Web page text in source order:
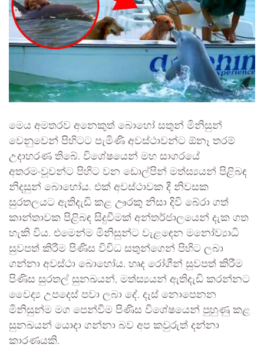
මෙය අමතරව අනෙකුත් බොහෝ සතුන් මිනිසුන්
වෙනුවෙන් පිහිටට පැමිණි අවස්ථාවන්ට ඕනෑ තරම්
උදාහරණ තිබේ. විශේෂයෙන් මහ සාගරයේ
අතරමංවූවන්ට පිහිට වන ඩොල්පින් මත්ස්‍යයන් පිළිබඳ
නිදසුන් බොහෝය. එක් අවස්ථාවක දී නිවසක
සුරතලයට ඇතිදැඩි කළ ඌරකු නිසා දිවි බේරා ගත්
කාන්තාවක පිළිබඳ සිදුවීමක් අන්තර්ජාලයෙන් දැක ගත
හැකි විය. එමෙන්ම මිනිසුන්ට වැළඳෙන මනෝව්‍යාධි
සුවපත් කිරීම පිණිස විවිධ සතුන්ගෙන් පිහිට ලබා
ගන්නා අවස්ථා බොහෝය. හෘද රෝගීන් සුවපත් කිරීම
පිණිස සුරතල් සුනඛයන්, මත්ස්‍යයන් ඇතිදැඩි කරන්නට
වෛද්‍ය උපදෙස් පවා ලබා දේ. දෑස් නොපෙනන
මිනිසුන්ම මග පෙන්වීම පිණිස විශේෂයෙන් පුහුණු කළ
සුනඛයන් යොදා ගන්නා බව අප කවුරුත් දන්නා
කාරණයකි.